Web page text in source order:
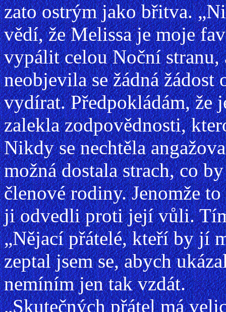
zato ostrým jako břitva.
vědí, že Melissa je moje
vypálit celou Noční
neobjevila se žádná
vydírat. Předpokládám, že
zalekla zodpovědnosti,
Nikdy se nechtěla
možná dostala strach, co
členové rodiny. Jenomže
ji odvedli proti její vůli.
„Nějací přátelé, kteří by jí
zeptal jsem se, abych
nemíním jen tak vzdát.
„Skutečných přátel má